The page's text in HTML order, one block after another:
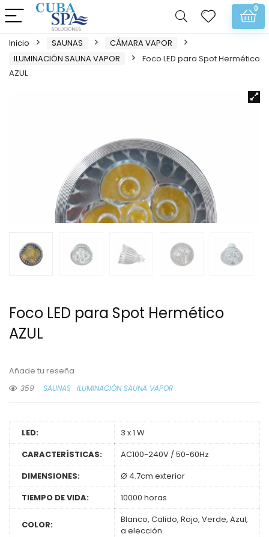
0
Inicio SAUNAS
CÁMARA VAPOR
ILUMINACIÓN SAUNA VAPOR
Foco LED para Spot Hermético
AZUL
Foco LED para Spot Hermético
AZUL
Añade tu reseña
359
SAUNAS ILUMINACIÓN SAUNA VAPOR
LED:
3 x 1 W
CARACTERÍSTICAS:
AC100-240V / 50-60Hz
DIMENSIONES:
‎Ø 4.7cm exterior
TIEMPO DE VIDA:
10000 horas
COLOR:
Blanco, Calido, Rojo, Verde, Azul,
a elección.